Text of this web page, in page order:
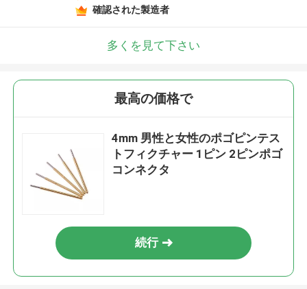
確認された製造者
多くを見て下さい
最高の価格で
4mm 男性と女性のポゴピンテス
トフィクチャー 1ピン 2ピンポゴ
コンネクタ
続行